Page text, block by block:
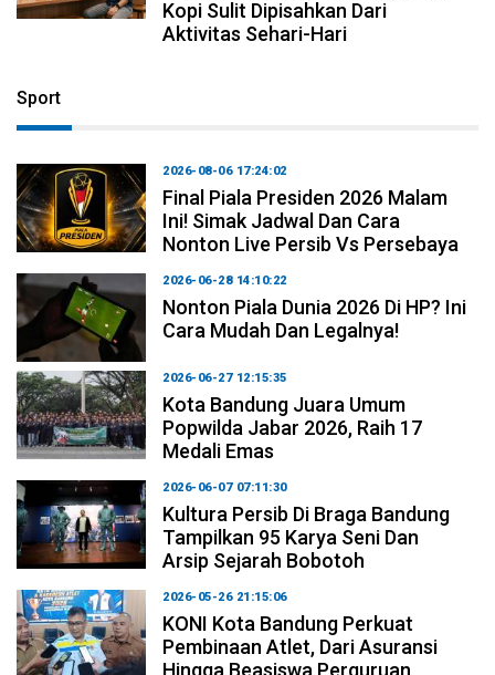
Kopi Sulit Dipisahkan Dari
Aktivitas Sehari-Hari
Sport
2026-08-06 17:24:02
Final Piala Presiden 2026 Malam
Ini! Simak Jadwal Dan Cara
Nonton Live Persib Vs Persebaya
2026-06-28 14:10:22
Nonton Piala Dunia 2026 Di HP? Ini
Cara Mudah Dan Legalnya!
2026-06-27 12:15:35
Kota Bandung Juara Umum
Popwilda Jabar 2026, Raih 17
Medali Emas
2026-06-07 07:11:30
Kultura Persib Di Braga Bandung
Tampilkan 95 Karya Seni Dan
Arsip Sejarah Bobotoh
2026-05-26 21:15:06
KONI Kota Bandung Perkuat
Pembinaan Atlet, Dari Asuransi
Hingga Beasiswa Perguruan